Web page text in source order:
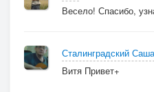
Весело! Спасибо,
Сталинградский Саша
Витя Привет+